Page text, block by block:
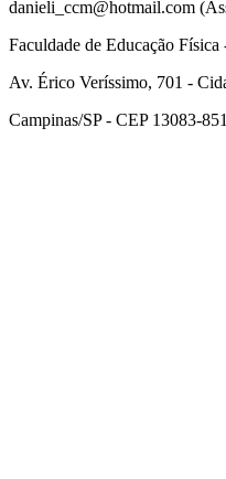
danieli_ccm@hotmail.com
Faculdade de Educação
Av. Érico Veríssimo, 701 -
Campinas/SP - CEP 13083-851